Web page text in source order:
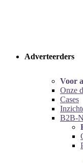
Adverteerders
Voor
Onze
Cases
B2B-